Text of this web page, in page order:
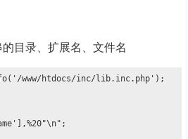
目录、扩展名、文件名
www/htdocs/inc/lib.inc.php');